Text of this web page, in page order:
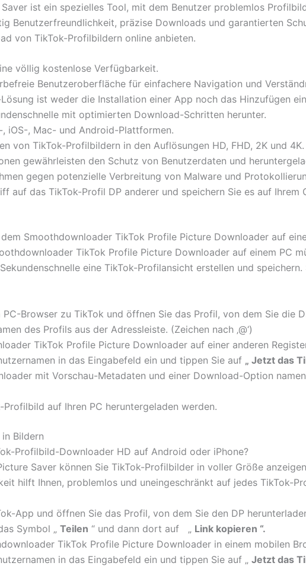
ist ein spezielles Tool, mit dem Benutzer problemlos
Benutzerfreundlichkeit, präzise Downloads und garantierten
von TikTok-Profilbildern online anbieten.
völlig kostenlose Verfügbarkeit.
Benutzeroberfläche für einfachere Navigation und
ist weder die Installation einer App noch das Hinzufügen
mit optimierten Download-Schritten herunter.
iOS-, Mac- und Android-Plattformen.
von TikTok-Profilbildern in den Auflösungen HD, FHD, 2K und 4K.
gewährleisten den Schutz von Benutzerdaten und
gegen potenzielle Verbreitung von Malware und
auf das TikTok-Profil DP anderer und speichern Sie es auf Ihrem
Smoothdownloader TikTok Profile Picture Downloader auf
TikTok Profile Picture Downloader auf einem PC
eine TikTok-Profilansicht erstellen und
PC-Browser zu TikTok und öffnen Sie das Profil, von dem Sie die
des Profils aus der Adressleiste. (Zeichen nach ‚@‘)
TikTok Profile Picture Downloader auf einer anderen
in das Eingabefeld ein und tippen Sie auf „ Jetzt das
mit Vorschau-Metadaten und einer Download-Option
auf Ihren PC heruntergeladen werden.
Bildern
Profilbild-Downloader HD auf Android oder iPhone?
Saver können Sie TikTok-Profilbilder in voller Größe
hilft Ihnen, problemlos und uneingeschränkt auf jedes TikTok-
App und öffnen Sie das Profil, von dem Sie den DP
Symbol „ Teilen “ und dann dort auf „ Link kopieren “.
TikTok Profile Picture Downloader in einem mobilen
in das Eingabefeld ein und tippen Sie auf „ Jetzt das